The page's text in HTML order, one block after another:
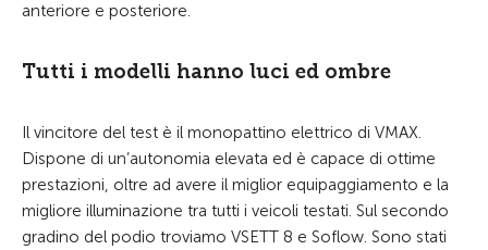
anteriore e posteriore.
Tutti i modelli hanno luci ed ombre
Il vincitore del test è il monopattino elettrico di VMAX.
Dispone di un’autonomia elevata ed è capace di ottime
prestazioni, oltre ad avere il miglior equipaggiamento e la
migliore illuminazione tra tutti i veicoli testati. Sul secondo
gradino del podio troviamo VSETT 8 e Soflow. Sono stati